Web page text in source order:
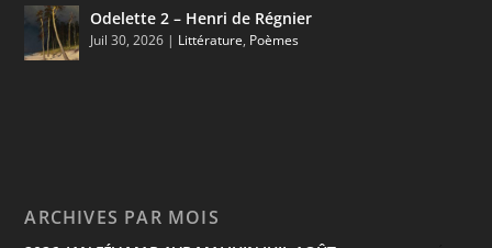
Odelette 2 – Henri de Régnier
Juil 30, 2026 | Littérature, Poèmes
ARCHIVES PAR MOIS